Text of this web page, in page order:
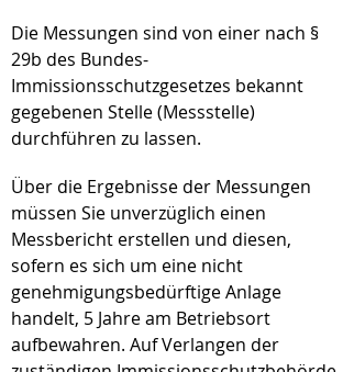
Die Messungen sind von einer nach §
29b des Bundes-
Immissionsschutzgesetzes bekannt
gegebenen Stelle (Messstelle)
durchführen zu lassen.
Über die Ergebnisse der Messungen
müssen Sie unverzüglich einen
Messbericht erstellen und diesen,
sofern es sich um eine nicht
genehmigungsbedürftige Anlage
handelt, 5 Jahre am Betriebsort
aufbewahren. Auf Verlangen der